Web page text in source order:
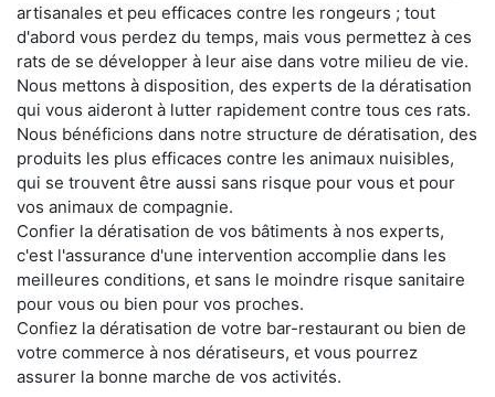
artisanales et peu efficaces contre les rongeurs ; tout
d'abord vous perdez du temps, mais vous permettez à ces
rats de se développer à leur aise dans votre milieu de vie.
Nous mettons à disposition, des experts de la dératisation
qui vous aideront à lutter rapidement contre tous ces rats.
Nous bénéficions dans notre structure de dératisation, des
produits les plus efficaces contre les animaux nuisibles,
qui se trouvent être aussi sans risque pour vous et pour
vos animaux de compagnie.
Confier la dératisation de vos bâtiments à nos experts,
c'est l'assurance d'une intervention accomplie dans les
meilleures conditions, et sans le moindre risque sanitaire
pour vous ou bien pour vos proches.
Confiez la dératisation de votre bar-restaurant ou bien de
votre commerce à nos dératiseurs, et vous pourrez
assurer la bonne marche de vos activités.